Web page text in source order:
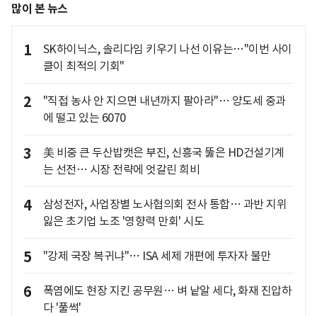
많이 본 뉴스
1
SK하이닉스, 솔리다임 키우기 나선 이유는…"이번 사이
클이 최적의 기회"
2
"직접 농사 안 지으면 내년까지 팔아라"… 양도세 중과
에 떨고 있는 6070
3
美 비중 큰 두산밥캣은 부진, 신흥국 뚫은 HD건설기계
는 선전… 시장 전략에 엇갈린 희비
4
삼성전자, 사업장별 노사협의회 전사 통합… 과반 지위
잃은 초기업 노조 '영향력 만회' 시도
5 "강제 국장 복귀냐"… ISA 세제 개편에 투자자 불만
6
폭염에도 현장 지킨 공무원… 벼 낱알 세다, 화재 진압하
다 '풀썩'